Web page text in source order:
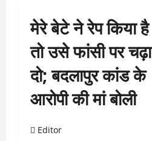
मेरे बेटे ने रेप किया है
तो उसे फांसी पर चढ़ा
दो; बदलापुर कांड के
आरोपी की मां बोली
Editor